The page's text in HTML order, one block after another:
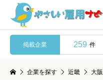
掲載企業 259 件
企業を探す 近畿 大阪